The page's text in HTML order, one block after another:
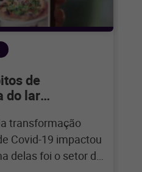
de
do lar
transformação
Covid-19 impactou
delas foi o setor de